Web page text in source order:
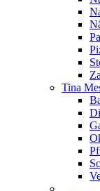
Tina